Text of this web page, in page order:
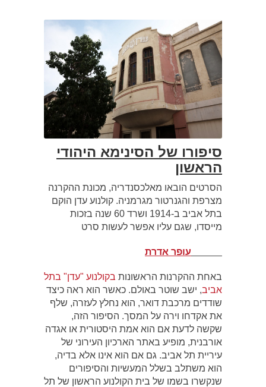
סיפורו של הסינימא היהודי
הראשון
הסרטים הובאו מאלכסנדריה, מכונת ההקרנה
מצרפת והגנרטור מגרמניה. קולנוע עדן הוקם
בתל אביב ב-1914 ושרד 60 שנה בזכות
מייסדו, שגם עליו אפשר לעשות סרט
עופר אדרת
באחת ההקרנות הראשונות בקולנוע "עדן" בתל
אביב, ישב שוטר באולם. כאשר הוא ראה כיצד
שודדים מרכבת דואר, הוא נחלץ לעזרה, שלף
את אקדחו וירה על המסך. הסיפור הזה,
שקשה לדעת אם הוא אמת היסטורית או אגדה
אורבנית, מופיע באתר הארכיון העירוני של
עיריית תל אביב. גם אם הוא אינו אלא בדיה,
הוא משתלב בשלל המעשיות והסיפורים
שנקשרו בשמו של בית הקולנוע הראשון של תל